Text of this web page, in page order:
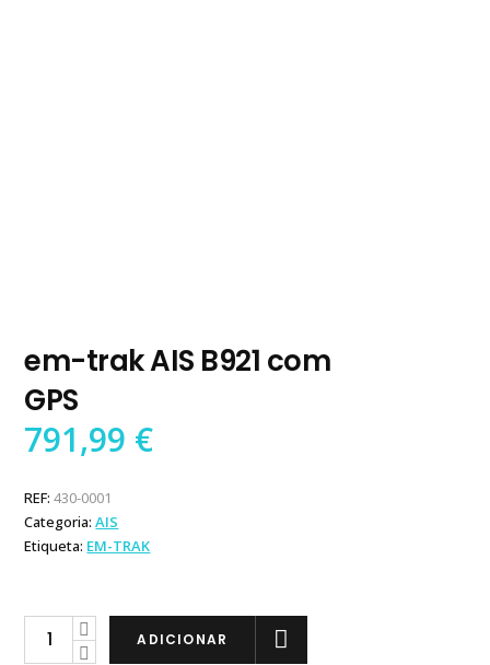
em-trak AIS B921 com
GPS
791,99 €
REF:430-0001
Categoria:AIS
Etiqueta: EM-TRAK
em-
ADICIONAR